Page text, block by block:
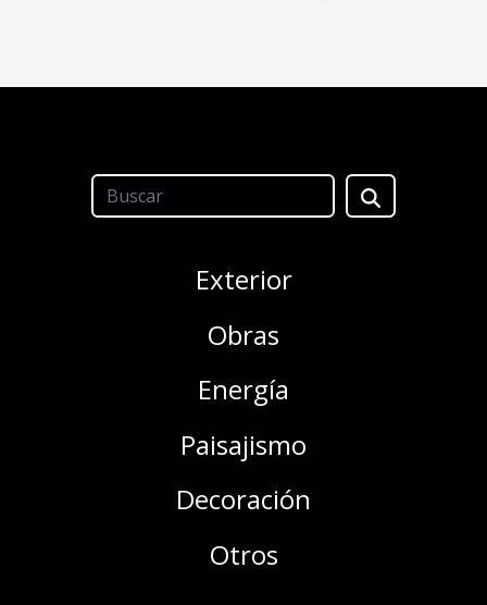
Exterior
Obras
Energía
Paisajismo
Decoración
Otros